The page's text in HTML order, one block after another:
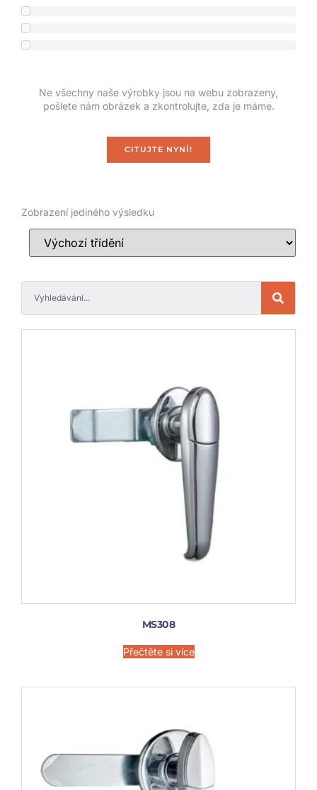
Ne všechny naše výrobky jsou na webu zobrazeny,
pošlete nám obrázek a zkontrolujte, zda je máme.
CITUJTE NYNÍ!
Zobrazení jediného výsledku
MS308
Přečtěte si více